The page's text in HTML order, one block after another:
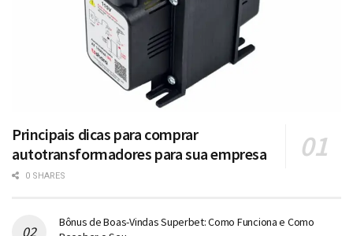
Principais dicas para comprar
autotransformadores para sua empresa
0 SHARES
Bônus de Boas-Vindas Superbet: Como Funciona e Como